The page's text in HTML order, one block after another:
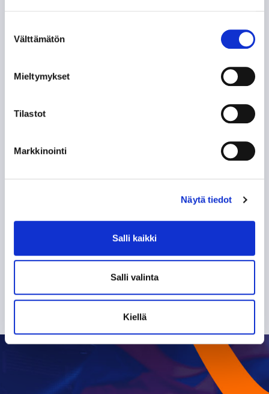
valinta
Välttämätön
Mieltymykset
Tilastot
Markkinointi
Näytä tiedot
Salli kaikki
Salli valinta
Kiellä
Olen lukenut